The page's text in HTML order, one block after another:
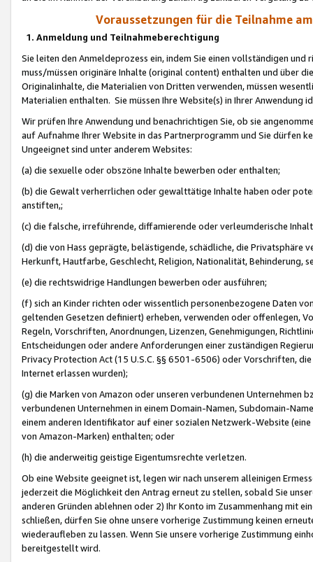
Voraussetzungen für die Teilnahme
1. Anmeldung und Teilnahmeberechtigung
Sie leiten den Anmeldeprozess ein, indem Sie einen vollständigen
muss/müssen originäre Inhalte (original content) enthalten und über
Originalinhalte, die Materialien von Dritten verwenden, müssen
Materialien enthalten. Sie müssen Ihre Website(s) in Ihrer Anwendung
Wir prüfen Ihre Anwendung und benachrichtigen Sie, ob sie
auf Aufnahme Ihrer Website in das Partnerprogramm und Sie dürfen
Ungeeignet sind unter anderem Websites:
(a) die sexuelle oder obszöne Inhalte bewerben oder enthalten;
(b) die Gewalt verherrlichen oder gewalttätige Inhalte haben oder
anstiften,;
(c) die falsche, irreführende, diffamierende oder verleumderische
(d) die von Hass geprägte, belästigende, schädliche, die Privatsphäre
Herkunft, Hautfarbe, Geschlecht, Religion, Nationalität, Behinderung,
(e) die rechtswidrige Handlungen bewerben oder ausführen;
(f) sich an Kinder richten oder wissentlich personenbezogene Daten
geltenden Gesetzen definiert) erheben, verwenden oder offenlegen,
Regeln, Vorschriften, Anordnungen, Lizenzen, Genehmigungen,
Entscheidungen oder andere Anforderungen einer zuständigen
Privacy Protection Act (15 U.S.C. §§ 6501-6506) oder Vorschriften,
Internet erlassen wurden);
(g) die Marken von Amazon oder unseren verbundenen Unternehmen
verbundenen Unternehmen in einem Domain-Namen, Subdomain-
einem anderen Identifikator auf einer sozialen Netzwerk-Website
von Amazon-Marken) enthalten; oder
(h) die anderweitig geistige Eigentumsrechte verletzen.
Ob eine Website geeignet ist, legen wir nach unserem alleinigen
jederzeit die Möglichkeit den Antrag erneut zu stellen, sobald Sie
anderen Gründen ablehnen oder 2) Ihr Konto im Zusammenhang mit
schließen, dürfen Sie ohne unsere vorherige Zustimmung keinen
wiederaufleben zu lassen. Wenn Sie unsere vorherige Zustimmung
bereitgestellt wird.